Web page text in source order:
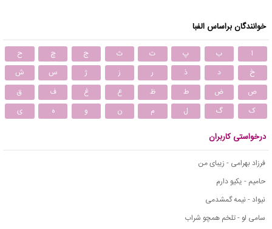
خوانندگان براساس الفبا
ا ب پ ت ث ج چ
ح
خ
د ذ ر ز ژ س
ش
ص
ض ط ظ ع غ ف
ق
ک
گ ل م ن و ه ی
درخواستی کاربران
فرزاد بهرامی - زیبای من
حامیم - یکیو دارم
نیواد - نیمه گمشدمی
سامی لو - تلخم همچو شراب